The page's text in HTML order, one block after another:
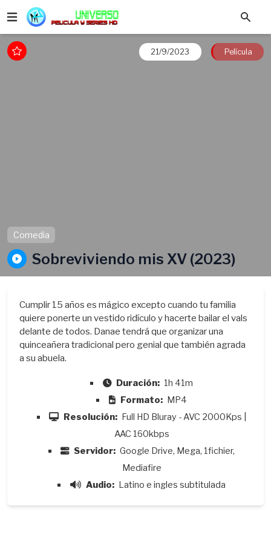
21/9/2023 Película
Comedia
Sobreviviendo mis XV (2023)
Cumplir 15 años es mágico excepto cuando tu familia
quiere ponerte un vestido ridículo y hacerte bailar el vals
delante de todos. Danae tendrá que organizar una
quinceañera tradicional pero genial que también agrada
a su abuela.
Duración: 1h 41m
Formato: MP4
Resolución: Full HD Bluray - AVC 2000Kps |
AAC 160kbps
Servidor: Google Drive, Mega, 1fichier,
Mediafire
Audio: Latino e ingles subtitulada